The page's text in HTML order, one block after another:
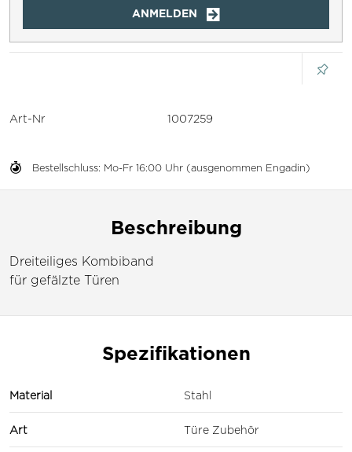
ANMELDEN
Bestellschluss: Mo-Fr 16:00 Uhr (ausgenommen Engadin)
Art-Nr 1007259
Beschreibung
Dreiteiliges Kombiband
für gefälzte Türen
Spezifikationen
Material Stahl
Art Türe Zubehör